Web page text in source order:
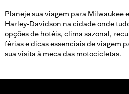
Planeje sua viagem para Milwaukee
Harley‑Davidson na cidade onde
opções de hotéis, clima sazonal,
férias e dicas essenciais de viagem
sua visita à meca das motocicletas.